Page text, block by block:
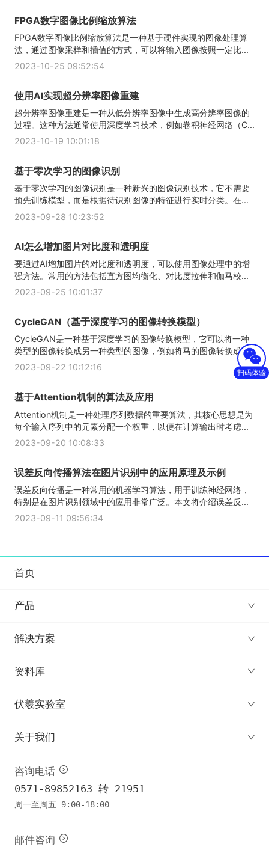
FPGA数字图像比例缩放算法
FPGA数字图像比例缩放算法是一种基于硬件实现的图像处理算
法，通过图像采样和插值的方式，可以将输入图像按照一定比...
2023-10-25 09:52:54
使用AI实现超分辨率图像重建
超分辨率图像重建是一种从低分辨率图像中生成高分辨率图像的
过程。这种方法通常使用深度学习技术，例如卷积神经网络（C...
2023-10-19 10:01:18
基于零次学习的图像识别
基于零次学习的图像识别是一种新兴的图像识别技术，它不需要
预先训练模型，而是根据待识别图像的特征进行实时分类。在...
2023-09-28 10:23:52
AI怎么增加图片对比度和透明度
要通过AI增加图片的对比度和透明度，可以使用图像处理中的增
强方法。常用的方法包括直方图均衡化、对比度拉伸和伽马校...
2023-09-25 10:01:37
CycleGAN（基于深度学习的图像转换模型）
CycleGAN是一种基于深度学习的图像转换模型，它可以将一种
类型的图像转换成另一种类型的图像，例如将马的图像转换成...
2023-09-22 10:12:16
基于Attention机制的算法及应用
Attention机制是一种处理序列数据的重要算法，其核心思想是为
每个输入序列中的元素分配一个权重，以便在计算输出时考虑...
2023-09-20 10:08:33
误差反向传播算法在图片识别中的应用原理及示例
误差反向传播是一种常用的机器学习算法，用于训练神经网络，
特别是在图片识别领域中的应用非常广泛。本文将介绍误差反...
2023-09-11 09:56:34
首页
产品
解决方案
资料库
伏羲实验室
关于我们
咨询电话
0571-89852163 转 21951
周一至周五 9:00-18:00
邮件咨询
扫码体验